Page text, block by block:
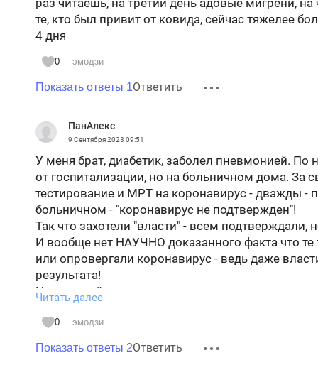
раз читаешь, на третий день адовые мигрени,
те, кто был привит от ковида, сейчас тяжелее
4 дня
0 эмодзи
Показать ответы 1Ответить
ПанАлекс
9 Сентября 2023 09:51
У меня брат, диабетик, заболел пневмонией. По
от госпитализации, но на больничном дома. За
тестирование и МРТ на коронавирус - дважды -
больничном - "коронавирус не подтвержден"!
Так что захотели "власти" - всем подтверждали,
И вообще нет НАУЧНО доказанного факта что
или опровергали коронавирус - ведь даже
результата!
Но главный итог - умерли миллионы россиян,
"коронабесие" и доведших миллионы до
наказание!
Читать далее
0 эмодзи
Показать ответы 2Ответить